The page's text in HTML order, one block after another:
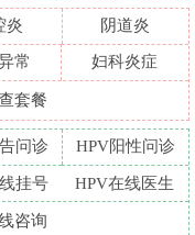
炎
阴道炎
常 妇科炎症
套餐
问诊
HPV阳性问诊
挂号 HPV在线医生
咨询